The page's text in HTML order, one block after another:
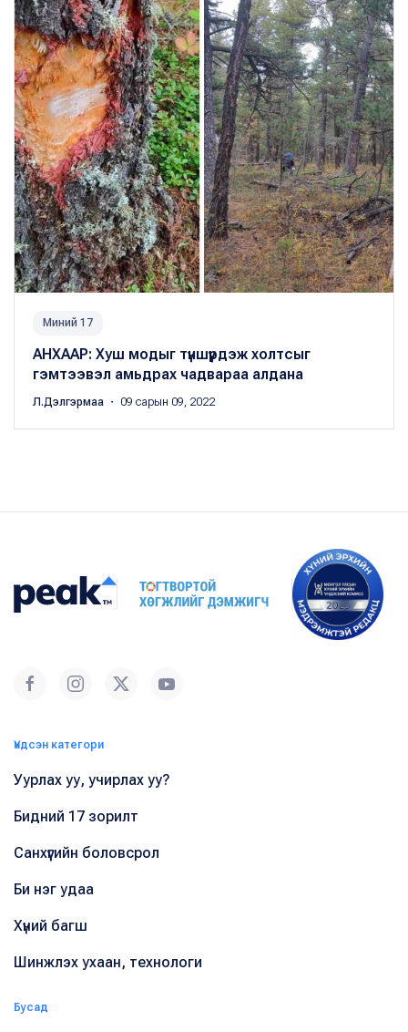
Миний 17
АНХААР: Хуш модыг түншүүрдэж холтсыг
гэмтээвэл амьдрах чадвараа алдана
Л.Дэлгэрмаа ・ 09 сарын 09, 2022
Үндсэн категори
Уурлах уу, учирлах уу?
Бидний 17 зорилт
Санхүүгийн боловсрол
Би нэг удаа
Хүний багш
Шинжлэх ухаан, технологи
Бусад